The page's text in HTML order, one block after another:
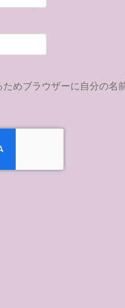
めブラウザーに自分の名